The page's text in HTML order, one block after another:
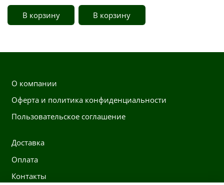
В корзину В корзину
О компании
Оферта и политика конфиденциальности
Пользовательское соглашение
Доставка
Оплата
Контакты